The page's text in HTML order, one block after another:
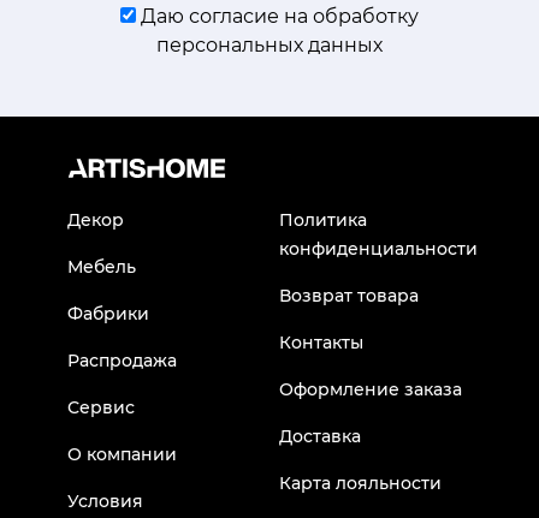
Даю согласие на обработку
персональных данных
Декор
Мебель
Фабрики
Распродажа
Сервис
О компании
Условия
Политика
конфиденциальности
Возврат товара
Контакты
Оформление заказа
Доставка
Карта лояльности